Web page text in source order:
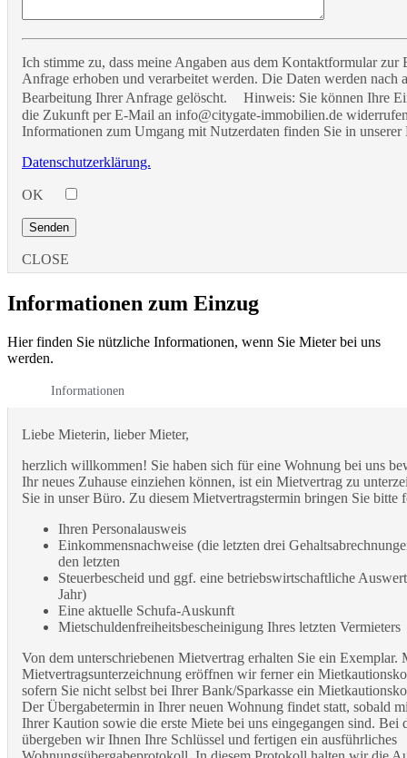
Ich stimme zu, dass meine Angaben aus dem Kontaktformular zur
Anfrage erhoben und verarbeitet werden. Die Daten werden nach
Bearbeitung Ihrer Anfrage gelöscht. Hinweis: Sie können Ihre
die Zukunft per E-Mail an info@citygate-immobilien.de
Informationen zum Umgang mit Nutzerdaten finden Sie in unserer
Datenschutzerklärung.
OK
CLOSE
Informationen zum Einzug
Hier finden Sie nützliche Informationen, wenn Sie Mieter bei uns
werden.
Informationen
Liebe Mieterin, lieber Mieter,
herzlich willkommen! Sie haben sich für eine Wohnung bei uns
Ihr neues Zuhause einziehen können, ist ein Mietvertrag zu
Sie in unser Büro. Zu diesem Mietvertragstermin bringen Sie bitte
Ihren Personalausweis
Einkommensnachweise (die letzten drei
den letzten
Steuerbescheid und ggf. eine betriebswirtschaftliche
Jahr)
Eine aktuelle Schufa-Auskunft
Mietschuldenfreiheitsbescheinigung Ihres letzten Vermieters
Von dem unterschriebenen Mietvertrag erhalten Sie ein Exemplar.
Mietvertragsunterzeichnung eröffnen wir ferner ein
sofern Sie nicht selbst bei Ihrer Bank/Sparkasse ein
Der Übergabetermin in Ihrer neuen Wohnung findet statt, sobald
Ihrer Kaution sowie die erste Miete bei uns eingegangen sind. Bei
übergeben wir Ihnen Ihre Schlüssel und fertigen ein ausführliches